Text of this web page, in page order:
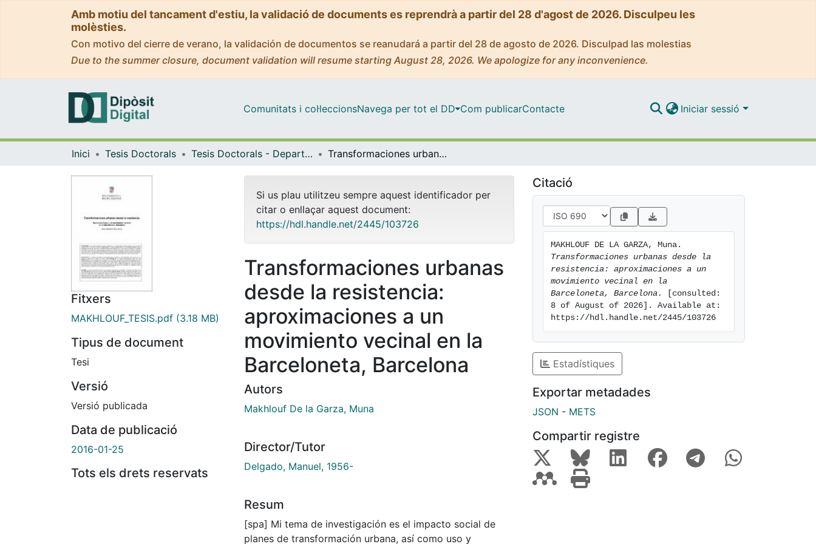
Amb motiu del tancament d'estiu, la validació de documents es reprendrà a partir del 28 d'agost de 2026. Disculpeu les
molèsties.
Con motivo del cierre de verano, la validación de documentos se reanudará a partir del 28 de agosto de 2026. Disculpad las molestias
Due to the summer closure, document validation will resume starting August 28, 2026. We apologize for any inconvenience.
Comunitats i col·leccionsNavega per tot el DD Com publicarContacte Iniciar sessió
Inici Tesis Doctorals Tesis Doctorals - Departament - Antropologia Cultural i Història d'Amèrica i d'Àfrica Transformaciones urbanas desde la resistencia: aproximaciones a un movimiento vecinal en la Barceloneta, Barcelona
Fitxers
MAKHLOUF_TESIS.pdf (3.18 MB)
Tipus de document
Tesi
Versió
Versió publicada
Data de publicació
2016-01-25
Tots els drets reservats
Si us plau utilitzeu sempre aquest identificador per
citar o enllaçar aquest document:
https://hdl.handle.net/2445/103726
Transformaciones urbanas
desde la resistencia:
aproximaciones a un
movimiento vecinal en la
Barceloneta, Barcelona
Autors
Makhlouf De la Garza, Muna
Director/Tutor
Delgado, Manuel, 1956-
Resum
[spa] Mi tema de investigación es el impacto social de
planes de transformación urbana, así como uso y
Citació
Transformaciones urbanas desde la
resistencia: aproximaciones a un
movimiento vecinal en la
Barceloneta, Barcelona.
[consulted:
8 of August of 2026]. Available at:
https://hdl.handle.net/2445/103726
Estadístiques
Exportar metadades
JSON - METS
Compartir registre